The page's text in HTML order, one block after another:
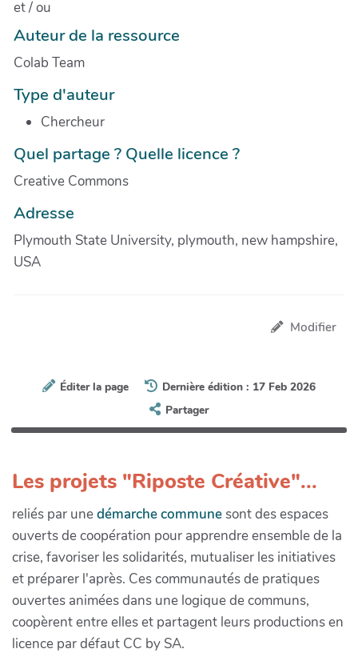
et / ou
Auteur de la ressource
Colab Team
Type d'auteur
Chercheur
Quel partage ? Quelle licence ?
Creative Commons
Adresse
Plymouth State University, plymouth, new hampshire,
USA
Modifier
Éditer la page
Dernière édition : 17 Feb 2026
Partager